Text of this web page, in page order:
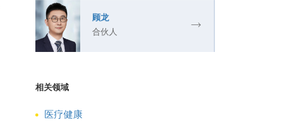
顾龙
合伙人
相关领域
医疗健康